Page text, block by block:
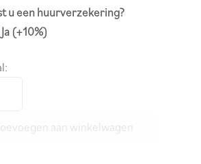
u een huurverzekering?
Ja (+10%)
aan winkelwagen